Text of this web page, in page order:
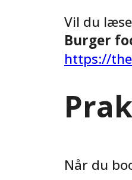
Vil du
Burger
https://
Når du